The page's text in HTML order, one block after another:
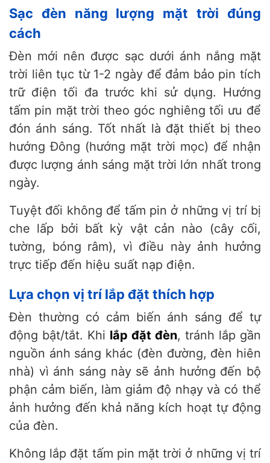
Sạc đèn năng lượng mặt trời đúng
cách
Đèn mới nên được sạc dưới ánh nắng mặt
trời liên tục từ 1-2 ngày để đảm bảo pin tích
trữ điện tối đa trước khi sử dụng. Hướng
tấm pin mặt trời theo góc nghiêng tối ưu để
đón ánh sáng. Tốt nhất là đặt thiết bị theo
hướng Đông (hướng mặt trời mọc) để nhận
được lượng ánh sáng mặt trời lớn nhất trong
ngày.
Tuyệt đối không để tấm pin ở những vị trí bị
che lấp bởi bất kỳ vật cản nào (cây cối,
tường, bóng râm), vì điều này ảnh hưởng
trực tiếp đến hiệu suất nạp điện.
Lựa chọn vị trí lắp đặt thích hợp
Đèn thường có cảm biến ánh sáng để tự
động bật/tắt. Khi lắp đặt đèn, tránh lắp gần
nguồn ánh sáng khác (đèn đường, đèn hiên
nhà) vì ánh sáng này sẽ ảnh hưởng đến bộ
phận cảm biến, làm giảm độ nhạy và có thể
ảnh hưởng đến khả năng kích hoạt tự động
của đèn.
Không lắp đặt tấm pin mặt trời ở những vị trí